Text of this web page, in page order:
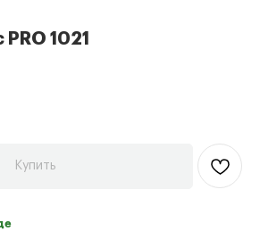
1021
Купить